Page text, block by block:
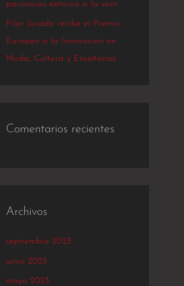
paranoias entorno a la voz»
Pilar Jurado recibe el Premio
Europeo a la Innovacion en
Moda, Cultura y Enseñanza
Comentarios recientes
Archivos
septiembre 2023
junio 2023
mayo 2023